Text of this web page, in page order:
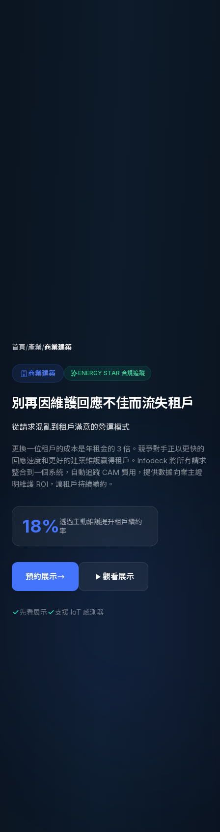
首頁/產業/商業建築
商業建築 ENERGY STAR 合規追蹤
別再因維護回應不佳而流失租戶
從請求混亂到租戶滿意的營運模式
更換一位租戶的成本是年租金的 3 倍。競爭對手正以更快的
回應速度和更好的建築維護贏得租戶。Infodeck 將所有請求
整合到一個系統，自動追蹤 CAM 費用，提供數據向業主證
明維護 ROI，讓租戶持續續約。
18% 透過主動維護提升租戶續約
率
預約展示 觀看展示
先看展示 支援 IoT 感測器